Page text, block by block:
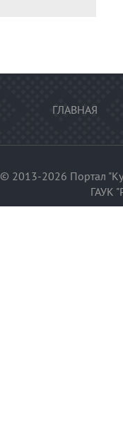
ГЛАВНАЯ
© 2013-2026 Портал
ГАУК